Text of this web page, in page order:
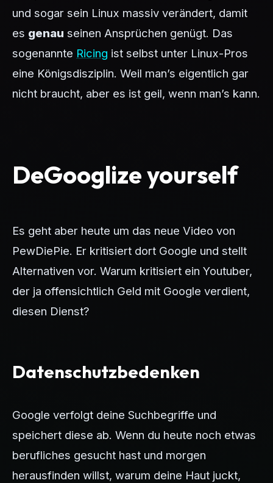
und sogar sein Linux massiv verändert, damit
es genau seinen Ansprüchen genügt. Das
sogenannte Ricing ist selbst unter Linux-Pros
eine Königsdisziplin. Weil man’s eigentlich gar
nicht braucht, aber es ist geil, wenn man’s kann.
DeGooglize yourself
Es geht aber heute um das neue Video von
PewDiePie. Er kritisiert dort Google und stellt
Alternativen vor. Warum kritisiert ein Youtuber,
der ja offensichtlich Geld mit Google verdient,
diesen Dienst?
Datenschutzbedenken
Google verfolgt deine Suchbegriffe und
speichert diese ab. Wenn du heute noch etwas
berufliches gesucht hast und morgen
herausfinden willst, warum deine Haut juckt,